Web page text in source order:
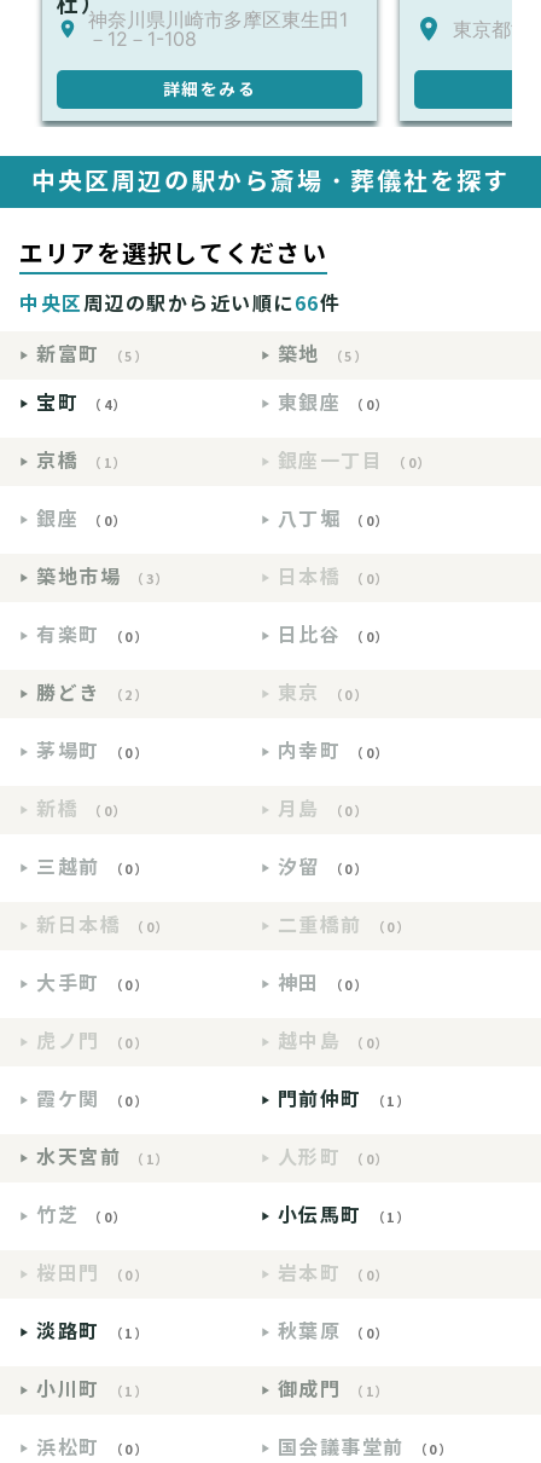
神奈川県川崎市多摩区東生田1
－12－1-108
詳細をみる
東京都世
中央区周辺の駅から斎場・葬儀社を探す
エリアを選択してください
中央区周辺の駅から近い順に66件
新富町
（5） 築地 （5）
宝町 （4） 東銀座 （0）
京橋 （1） 銀座一丁目 （0）
銀座 （0） 八丁堀 （0）
築地市場 （3） 日本橋 （0）
有楽町 （0） 日比谷 （0）
勝どき （2） 東京 （0）
茅場町 （0） 内幸町 （0）
新橋 （0） 月島 （0）
三越前 （0） 汐留 （0）
新日本橋 （0） 二重橋前 （0）
大手町 （0） 神田 （0）
虎ノ門 （0） 越中島 （0）
霞ケ関 （0） 門前仲町 （1）
水天宮前 （1） 人形町 （0）
竹芝 （0） 小伝馬町 （1）
桜田門 （0） 岩本町 （0）
淡路町 （1） 秋葉原 （0）
小川町 （1） 御成門 （1）
浜松町 （0） 国会議事堂前 （0）